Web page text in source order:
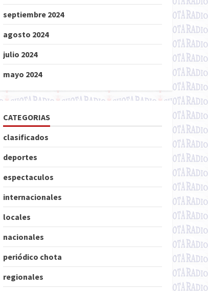
septiembre 2024
agosto 2024
julio 2024
mayo 2024
CATEGORIAS
clasificados
deportes
espectaculos
internacionales
locales
nacionales
periódico chota
regionales